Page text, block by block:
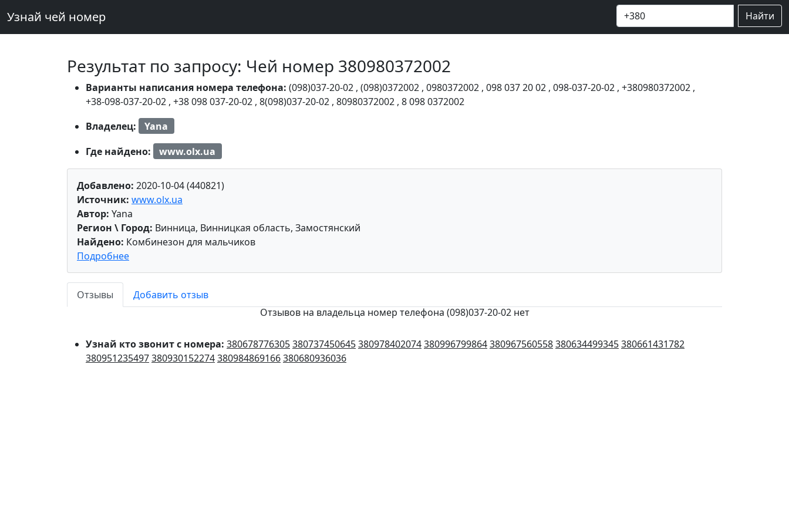
Узнай чей номер Найти
Результат по запросу: Чей номер 380980372002
Варианты написания номера телефона: (098)037-20-02 , (098)0372002 , 0980372002 , 098 037 20 02 , 098-037-20-02 , +380980372002 ,
+38-098-037-20-02 , +38 098 037-20-02 , 8(098)037-20-02 , 80980372002 , 8 098 0372002
Владелец:
Yana
Где найдено:
www.olx.ua
Добавлено: 2020-10-04 (440821)
Источник: www.olx.ua
Автор: Yana
Регион \ Город: Винница, Винницкая область, Замостянский
Найдено: Комбинезон для мальчиков
Подробнее
Отзывы
Добавить отзыв
Отзывов на владельца номер телефона (098)037-20-02 нет
Узнай кто звонит с номера: 380678776305380737450645380978402074380996799864380967560558380634499345380661431782
380951235497380930152274380984869166380680936036